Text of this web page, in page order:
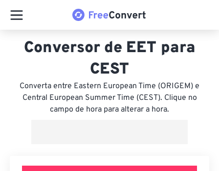
Conversor de EET para
CEST
Converta entre Eastern European Time (ORIGEM) e
Central European Summer Time (CEST). Clique no
campo de hora para alterar a hora.